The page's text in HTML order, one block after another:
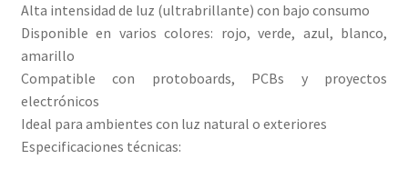
Alta intensidad de luz (ultrabrillante) con bajo consumo
Disponible en varios colores: rojo, verde, azul, blanco,
amarillo
Compatible con protoboards, PCBs y proyectos
electrónicos
Ideal para ambientes con luz natural o exteriores
Especificaciones técnicas: